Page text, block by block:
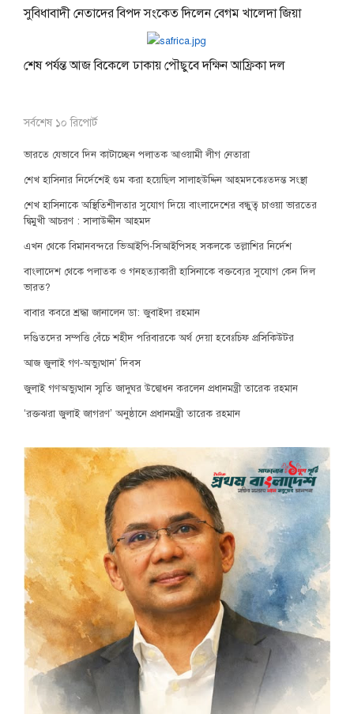
সুবিধাবাদী নেতাদের বিপদ সংকেত দিলেন বেগম খালেদা জিয়া
শেষ পর্যন্ত আজ বিকেলে ঢাকায় পৌছুবে দক্ষিন আফ্রিকা দল
সর্বশেষ ১০ রিপোর্ট
ভারতে যেভাবে দিন কাটাচ্ছেন পলাতক আওয়ামী লীগ নেতারা
শেখ হাসিনার নির্দেশেই গুম করা হয়েছিল সালাহউদ্দিন আহমদকেঃতদন্ত সংস্থা
শেখ হাসিনাকে অস্থিতিশীলতার সুযোগ দিয়ে বাংলাদেশের বন্ধুত্ব চাওয়া ভারতের
দ্বিমুখী আচরণ : সালাউদ্দীন আহমদ
এখন থেকে বিমানবন্দরে ভিআইপি-সিআইপিসহ সকলকে তল্লাশির নির্দেশ
বাংলাদেশ থেকে পলাতক ও গনহত্যাকারী হাসিনাকে বক্তব্যের সুযোগ কেন দিল
ভারত?
বাবার কবরে শ্রদ্ধা জানালেন ডা: জুবাইদা রহমান
দণ্ডিতদের সম্পত্তি বেঁচে শহীদ পরিবারকে অর্থ দেয়া হবেঃচিফ প্রসিকিউটর
আজ জুলাই গণ-অভ্যুত্থান’ দিবস
জুলাই গণঅভ্যুত্থান স্মৃতি জাদুঘর উদ্বোধন করলেন প্রধানমন্ত্রী তারেক রহমান
‘রক্তঝরা জুলাই জাগরণ’ অনুষ্ঠানে প্রধানমন্ত্রী তারেক রহমান